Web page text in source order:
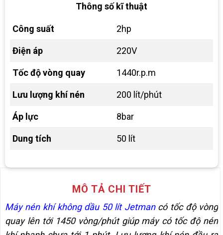
MÔ TẢ CHI TIẾT
Máy nén khí không dầu 50 lít Jetmancó tốc độ vòng
quay lên tới 1450 vòng/phút giúp máy có tốc độ nén
Thông số kĩ thuật
Công suất 2hp
Điện áp 220V
Tốc độ vòng quay 1440r.p.m
Lưu lượng khí nén 200 lít/phút
Áp lực 8bar
Dung tích 50 lít